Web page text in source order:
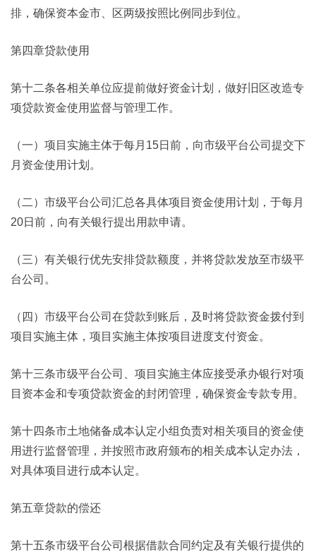
排，确保资本金市、区两级按照比例同步到位。
第四章贷款使用
第十二条各相关单位应提前做好资金计划，做好旧区改造专
项贷款资金使用监督与管理工作。
（一）项目实施主体于每月15日前，向市级平台公司提交下
月资金使用计划。
（二）市级平台公司汇总各具体项目资金使用计划，于每月
20日前，向有关银行提出用款申请。
（三）有关银行优先安排贷款额度，并将贷款发放至市级平
台公司。
（四）市级平台公司在贷款到账后，及时将贷款资金拨付到
项目实施主体，项目实施主体按项目进度支付资金。
第十三条市级平台公司、项目实施主体应接受承办银行对项
目资本金和专项贷款资金的封闭管理，确保资金专款专用。
第十四条市土地储备成本认定小组负责对相关项目的资金使
用进行监督管理，并按照市政府颁布的相关成本认定办法，
对具体项目进行成本认定。
第五章贷款的偿还
第十五条市级平台公司根据借款合同约定及有关银行提供的